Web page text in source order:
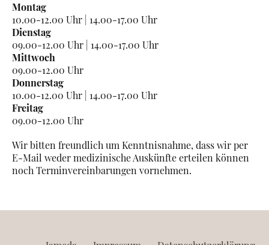
Montag
10.00-12.00 Uhr | 14.00-17.00 Uhr
Dienstag
09.00-12.00 Uhr | 14.00-17.00 Uhr
Mittwoch
09.00-12.00 Uhr
Donnerstag
10.00-12.00 Uhr | 14.00-17.00 Uhr
Freitag
09.00-12.00 Uhr
Wir bitten freundlich um Kenntnisnahme, dass wir per
E-Mail weder medizinische Auskünfte erteilen können
noch Terminvereinbarungen vornehmen.